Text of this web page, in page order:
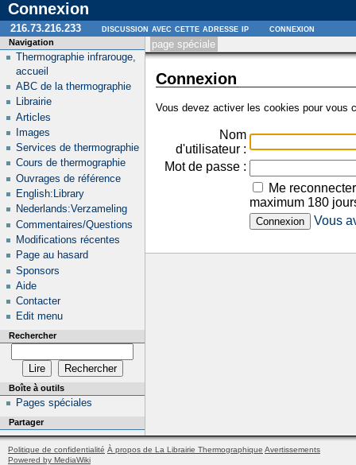
Connexion
page spéciale
Connexion
Vous devez activer les cookies pour vous
Nom
d'utilisateur :
Mot de passe :
Me
maximum 180
Vous
Navigation
Thermographie infrarouge,
accueil
ABC de la thermographie
Librairie
Articles
Images
Services de thermographie
Cours de thermographie
Ouvrages de référence
English:Library
Nederlands:Verzameling
Commentaires/Questions
Modifications récentes
Page au hasard
Sponsors
Aide
Contacter
Edit menu
Rechercher
Boîte à outils
Pages spéciales
Partager
216.73.216.233 discussion avec cette adresse ip connexion
Politique de confidentialité À propos de La Librairie Thermographique Avertissements
Powered by MediaWiki